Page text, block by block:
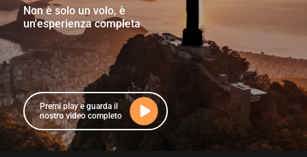
Non è solo un volo, è
un'esperienza completa
Premi play e guarda il
nostro video completo